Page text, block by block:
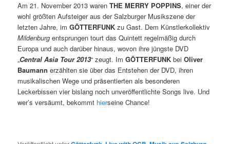
Am 21. November 2013 warenTHE MERRY POPPINS, einer der
wohl größten Aufsteiger aus der Salzburger Musikszene der
letzten Jahre, imGÖTTERFUNK zu Gast. Dem Künstlerkollektiv
Mildenburg entsprungen tourt das Quintett regelmäßig durch
Europa und auch darüber hinaus, wovon ihre jüngste DVD
„Central Asia Tour 2013“ zeugt. ImGÖTTERFUNK beiOliver
Baumann erzählten sie über das Entstehen der DVD, ihren
musikalischen Wege und präsentierten als besonderen
Leckerbissen vier bislang noch unveröffentlichte Songs live. Und
wer’s versäumt, bekommt hierseine Chance!